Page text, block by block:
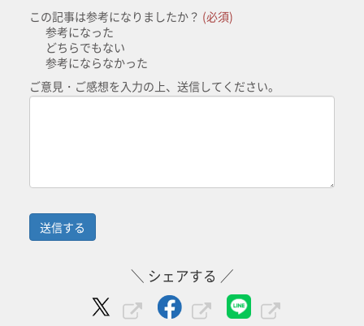
この記事は参考になりましたか？ (必須)
参考になった
どちらでもない
参考にならなかった
ご意見・ご感想を入力の上、送信してください。
＼ シェアする ／